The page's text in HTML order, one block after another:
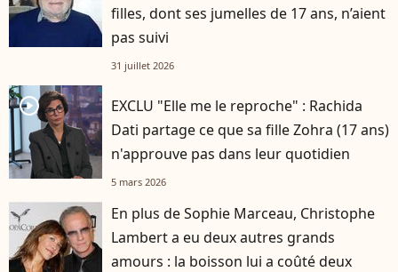
filles, dont ses jumelles de 17 ans, n’aient
pas suivi
31 juillet 2026
player2
EXCLU "Elle me le reproche" : Rachida
Dati partage ce que sa fille Zohra (17 ans)
n'approuve pas dans leur quotidien
5 mars 2026
En plus de Sophie Marceau, Christophe
Lambert a eu deux autres grands
amours : la boisson lui a coûté deux